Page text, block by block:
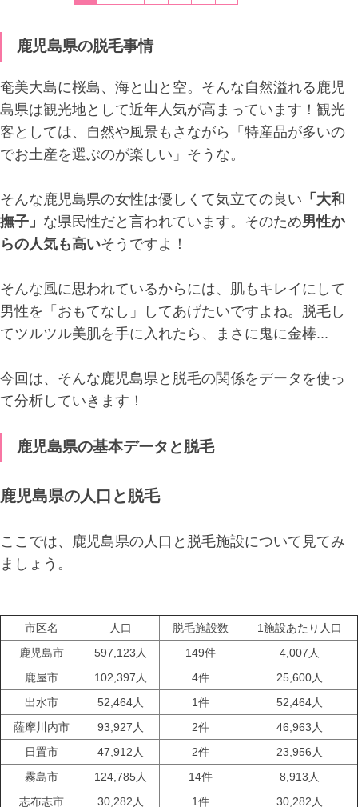
鹿児島県の脱毛事情
奄美大島に桜島、海と山と空。そんな自然溢れる鹿児
島県は観光地として近年人気が高まっています！観光
客としては、自然や風景もさながら「特産品が多いの
でお土産を選ぶのが楽しい」そうな。
そんな鹿児島県の女性は優しくて気立ての良い 「大和
撫子」 な県民性だと言われています。そのため男性か
らの人気も高いそうですよ！
そんな風に思われているからには、肌もキレイにして
男性を「おもてなし」してあげたいですよね。脱毛し
てツルツル美肌を手に入れたら、まさに鬼に金棒...
今回は、そんな鹿児島県と脱毛の関係をデータを使っ
て分析していきます！
鹿児島県の基本データと脱毛
鹿児島県の人口と脱毛
ここでは、鹿児島県の人口と脱毛施設について見てみ
ましょう。
市区名 人口 脱毛施設数
1施設あたり人口
鹿児島市
597,123人 149件
4,007人
鹿屋市
102,397人 4件
25,600人
出水市
52,464人 1件
52,464人
薩摩川内市
93,927人 2件
46,963人
日置市
47,912人 2件
23,956人
霧島市
124,785人 14件
8,913人
志布志市
30,282人 1件 30,282人